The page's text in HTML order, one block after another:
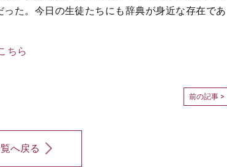
た。今日の生徒たちにも辞典が身近な存在であ
ちら
前の記事 >
へ戻る